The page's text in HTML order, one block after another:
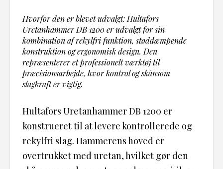
Hvorfor den er blevet udvalgt: Hultafors
Uretanhammer DB 1200 er udvalgt for sin
kombination af rekylfri funktion, støddæmpende
konstruktion og ergonomisk design. Den
repræsenterer et professionelt værktøj til
præcisionsarbejde, hvor kontrol og skånsom
slagkraft er vigtig.
Hultafors Uretanhammer DB 1200 er
konstrueret til at levere kontrollerede og
rekylfri slag. Hammerens hoved er
overtrukket med uretan, hvilket gør den